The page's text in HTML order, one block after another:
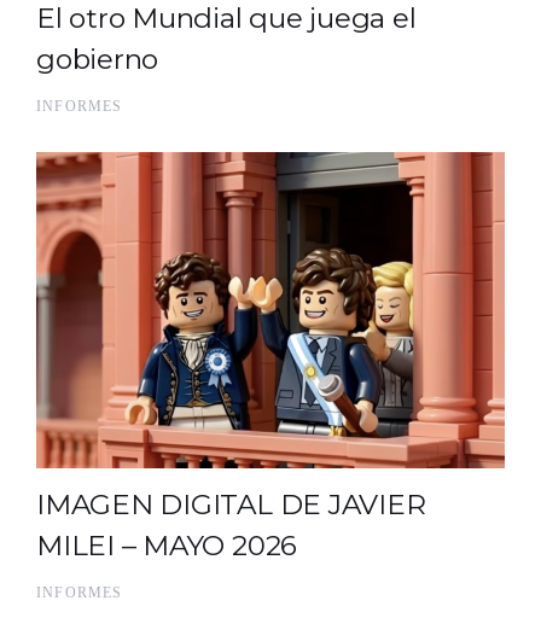
El otro Mundial que juega el
gobierno
INFORMES
IMAGEN DIGITAL DE JAVIER
MILEI – MAYO 2026
INFORMES